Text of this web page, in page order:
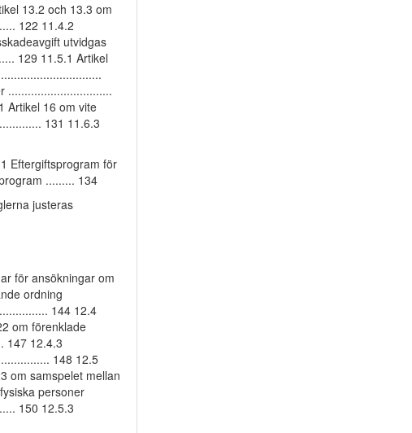
13.2 och 13.3 om
122 11.4.2
utvidgas
129 11.5.1 Artikel
................................
Artikel 16 om vite
131 11.6.3
Eftergiftsprogram för
......... 134
justeras
för ansökningar om
ordning
144 12.4
om förenklade
147 12.4.3
148 12.5
om samspelet mellan
personer
150 12.5.3